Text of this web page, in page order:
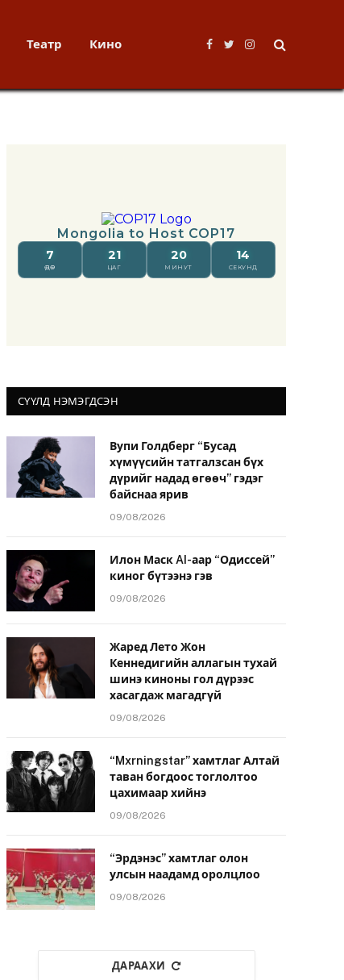
Театр Кино
Facebook
TwitterInstagram
СҮҮЛД НЭМЭГДСЭН
Вупи Голдберг “Бусад
хүмүүсийн татгалзсан бүх
дүрийг надад өгөөч” гэдэг
байснаа ярив
09/08/2026
Илон Маск AI-аар “Одиссей”
киног бүтээнэ гэв
09/08/2026
Жаред Лето Жон
Кеннедигийн аллагын тухай
шинэ киноны гол дүрээс
хасагдаж магадгүй
09/08/2026
“Mxrningstar” хамтлаг Алтай
таван богдоос тоглолтоо
цахимаар хийнэ
09/08/2026
“Эрдэнэс” хамтлаг олон
улсын наадамд оролцлоо
09/08/2026
ДАРААХИ